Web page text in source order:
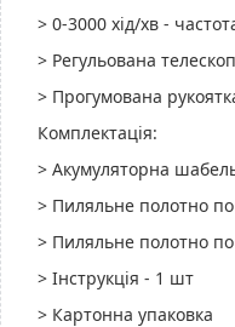
> 0-3000 хід/хв -
> Регульована
> Прогумована
Комплектація:
> Акумуляторна
> Пиляльне полотно
> Пиляльне полотно
> Інструкція - 1 шт
> Картонна упаковка